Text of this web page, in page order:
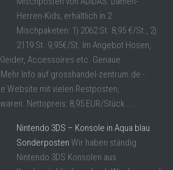
Herren-Kids, erhältlich in 2
Mischpaketen: 1) 2062 St. 8,95 €/St., 2)
2119 St. 9,95€/St. Im Angebot Hosen,
Accessoires etc. Genaue
Info auf grosshandel-zentrum.de -
Website mit vielen Restposten,
Nettopreis: 8,95 EUR/Stück ...
Nintendo 3DS – Konsole in Aqua blau
Sonderposten Wir haben ständig
Nintendo 3DS Konsolen aus